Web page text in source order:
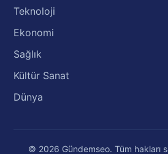
Teknoloji
Ekonomi
Sağlık
Kültür Sanat
Dünya
© 2026 Gündemseo. Tüm hakları